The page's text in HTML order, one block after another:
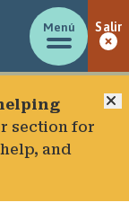
Menú Salir
section for
and